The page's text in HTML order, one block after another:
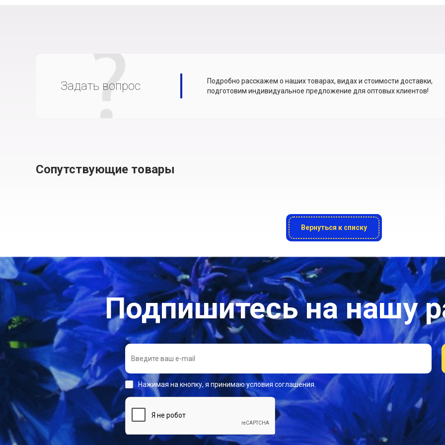
Задать вопрос
Подробно расскажем о наших товарах, видах и стоимости доставки,
подготовим индивидуальное предложение для оптовых клиентов!
Сопутствующие товары
Вернуться к списку
Подпишитесь на нашу
Нажимая на кнопку, я принимаю условия соглашения.